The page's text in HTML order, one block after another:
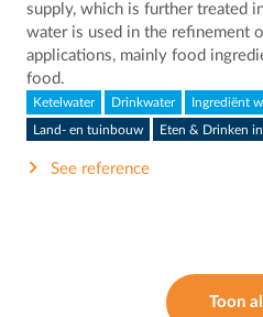
supply, which is further treated
water is used in the refinement
applications, mainly food
food.
Ketelwater Drinkwater Ingrediënt
Land- en tuinbouw Eten & Drinken
See reference
Toon